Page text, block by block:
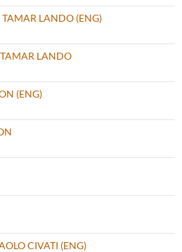
LANDO (ENG)
LANDO
(ENG)
CIVATI (ENG)